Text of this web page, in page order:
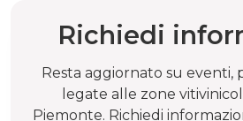
Richiedi
Resta aggiornato su eventi,
legate alle zone
Piemonte. Richiedi